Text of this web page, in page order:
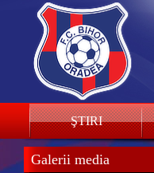
ŞTIRI
Galerii media